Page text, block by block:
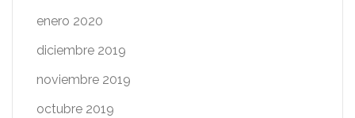
enero 2020
diciembre 2019
noviembre 2019
octubre 2019